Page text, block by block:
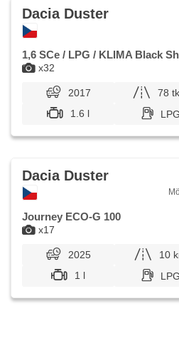
Zentralverriegelung mit
Zentralverriegelung, isofix,
Fahrersitz, Reifendrucksensor,
Nebelscheinwerfer, Start-Stop
digitální příjem rádia (DAB),
Spiegel, Teilbare Rücksitzbank,
Getönte Scheiben, zatmavená
Antrieb 4x2, Ausziehbare
Kfz-Schein, digitální přístrojová
x32
Dacia Duster
1,6 SCe / LPG / KLIMA Black Sh
2017 78
1.6 l
LPG
x17
Dacia Duster
Journey ECO-G 100
2025 10
1 l
LPG